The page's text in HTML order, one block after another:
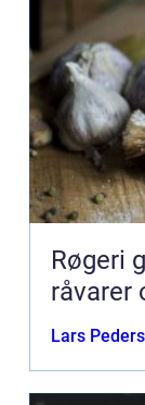
Røgeri gode røgvarer, lokale
råvarer
Lars